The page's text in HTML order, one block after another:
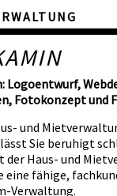
Logoentwurf,
Fotokonzept und
und
Sie beruhigt
der Haus- und
eine fähige,
Verwaltung.